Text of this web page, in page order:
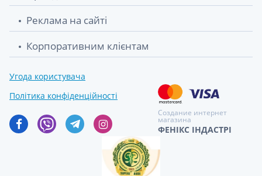
Реклама на сайті
Корпоративним клієнтам
Угода користувача
Політика конфіденційності
Создание интернет
магазина
ФЕНІКС ІНДАСТРІ